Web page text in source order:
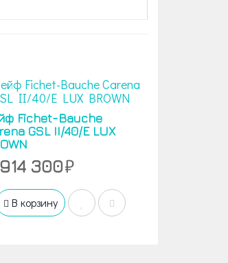
Fichet-Bauche
GSL II/40/E LUX
300
В корзину